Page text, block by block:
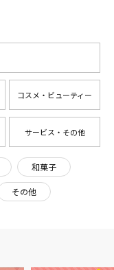
コスメ・ビューティー
サービス・その他
和菓子
その他